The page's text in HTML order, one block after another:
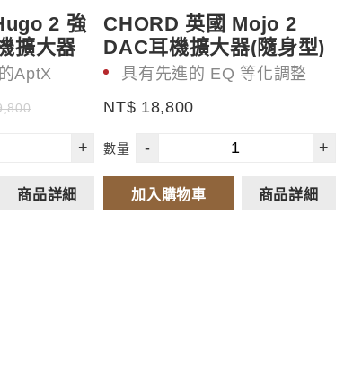
2 強
擴大器
AptX
時
+
商品詳細
CHORD 英國 Mojo 2
DAC耳機擴大器(隨身型)
具有先進的 EQ 等化調整
電池容量加大
NT$ 18,800
數量 - +
加入購物車 商品詳細